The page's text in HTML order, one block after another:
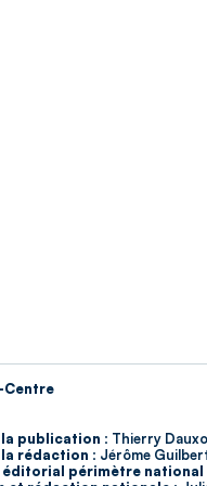
Centre
publication : Thierry
rédaction : Jérôme
éditorial périmètre national